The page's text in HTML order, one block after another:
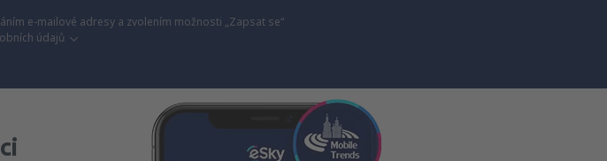
e-mailové adresy a zvolením možnosti „Zapsat se“
údajů